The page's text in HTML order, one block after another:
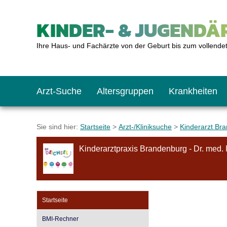
KINDER- &
Ihre Haus- und Fachärzte von der Geburt bis zum
Arzt-Suche Altersgruppen
Das erste Jahr
Krankheiten
Baby: U1 bis U6
Impfkalender
Notrufnummern
Notdienste
BMI-Rechner
Sie sind hier: Startseite > Arzt-/Kliniksuche > Kinderarzt
Kinderarztpraxis Brandenburg - Dr. med.
Startseite
BMI-Rechner